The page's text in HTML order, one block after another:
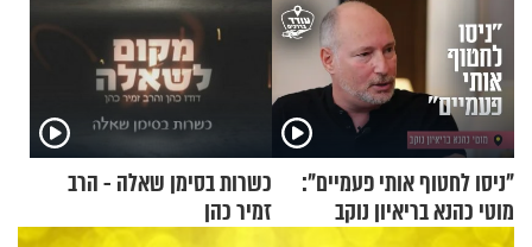
"ניסו לחטוף אותי פעמיים":
מוטי כהנא בריאיון נוקב
כשרות בסימן שאלה - הרב
זמיר כהן